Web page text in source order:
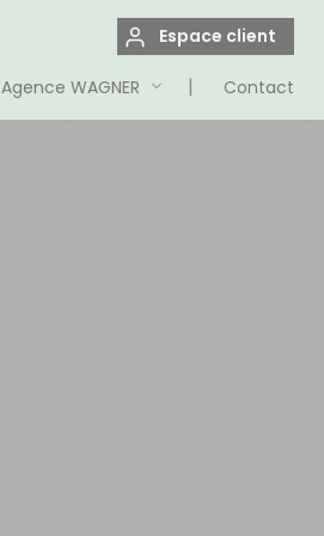
Agence WAGNER Contact
Espace client